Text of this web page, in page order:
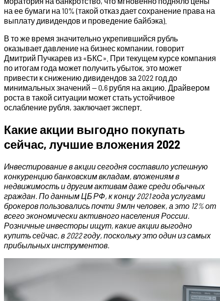
на ее бумаги на 10% (такой отказ дает сохранение права на
выплату дивидендов и проведение байбэка).
В то же время значительно укрепившийся рубль
оказывает давление на бизнес компании, говорит
Дмитрий Пучкарев из «БКС». При текущем курсе компания
по итогам года может получить убыток, это может
привести к снижению дивидендов за 2022 год до
минимальных значений — 0,6 рубля на акцию. Драйвером
роста в такой ситуации может стать устойчивое
ослабление рубля, заключает эксперт.
Какие акции выгодно покупать
сейчас, лучшие вложения 2022
Инвестирование в акции сегодня составило успешную
конкуренцию банковским вкладам, вложениям в
недвижимость и другим активам даже среди обычных
граждан. По данным ЦБ РФ, к концу 2021 года услугами
брокеров пользовались почти 9 млн человек, а это 12% от
всего экономически активного населения России.
Розничные инвесторы ищут, какие акции выгодно
купить сейчас, в 2022 году, поскольку это один из самых
прибыльных инструментов.